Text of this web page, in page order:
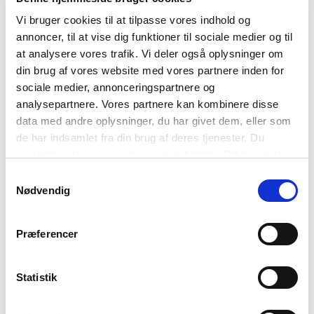
Vi bruger cookies til at tilpasse vores indhold og
annoncer, til at vise dig funktioner til sociale medier og til
at analysere vores trafik. Vi deler også oplysninger om
din brug af vores website med vores partnere inden for
sociale medier, annonceringspartnere og
analysepartnere. Vores partnere kan kombinere disse
data med andre oplysninger, du har givet dem, eller som
de har indsamlet fra din brug af deres tjenester. Du
Nødvendig
Præferencer
Statistik
TILMELD
Relateret indlæg